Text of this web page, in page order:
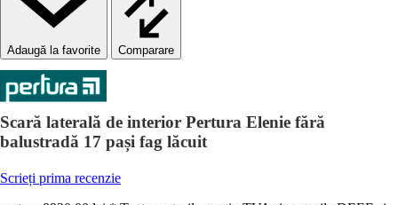
Comparare
Scară laterală de interior Pertura Elenie fără
balustradă 17 pași fag lăcuit
Scrieți prima recenzie